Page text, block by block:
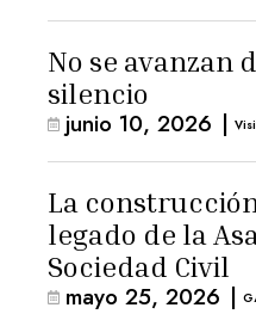
No se avanzan
silencio
junio 10, 2026 |
La
legado de la
Sociedad Civil
mayo 25, 2026 |